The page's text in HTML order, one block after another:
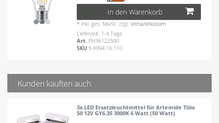
In den Warenkorb
* inkl. ges. MwSt. zzgl.Versandkosten
Lieferzeit: 1-4 Tage
Art. PH36122500
SKU 5.9994.16.110
Kunden kauften auch
3x LED Ersatzleuchtmittel für Artemide Tizio
50 12V GY6.35 3000K 6 Watt (50 Watt)